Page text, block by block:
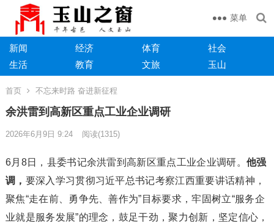
菜单
新闻 经济 体育
社会
生活
教育 文旅 玉山
首页 不忘来时路 奋进新征程
余洪雷到高新区重点工业企业调研
2026年6月9日 9:24 阅读(1315)
6月8日，县委书记余洪雷到高新区重点工业企业调研。 他强
调， 要深入学习贯彻习近平总书记考察江西重要讲话精神，
聚焦“走在前、勇争先、善作为”目标要求，牢固树立“服务企
业就是服务发展”的理念，鼓足干劲，聚力创新，坚定信心，